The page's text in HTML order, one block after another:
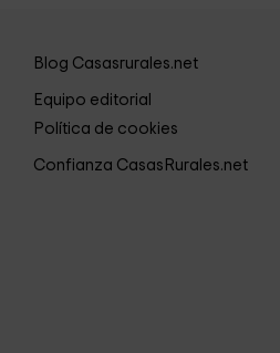
Blog Casasrurales.net
Equipo editorial
Política de cookies
Confianza CasasRurales.net